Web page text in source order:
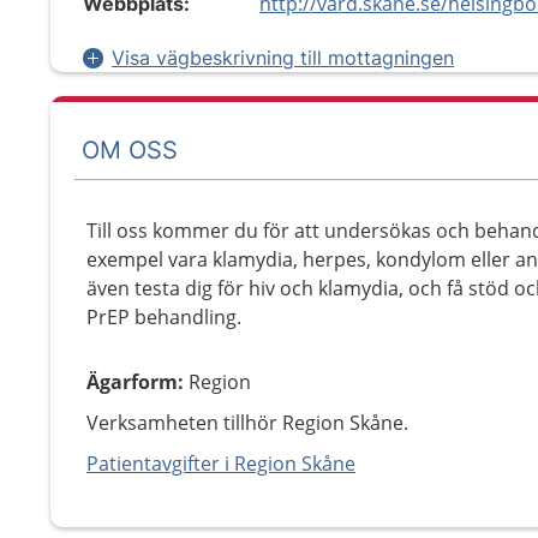
Visa vägbeskrivning till mottagningen
OM OSS
Till oss kommer du för att undersökas och
exempel vara klamydia, herpes, kondylom eller
även testa dig för hiv och klamydia, och få stöd
PrEP behandling.
Ägarform: Region
Verksamheten tillhör Region Skåne.
Patientavgifter i Region Skåne